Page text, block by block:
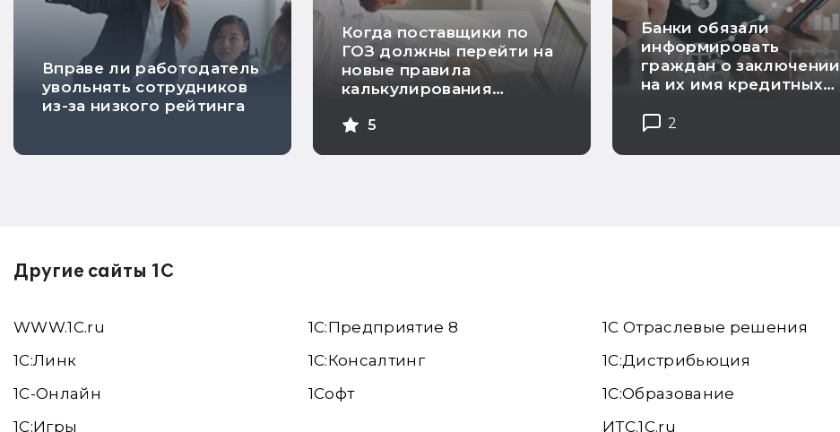
Вправе ли работодатель
увольнять сотрудников
из-за низкого рейтинга
Когда поставщики по
ГОЗ должны перейти на
новые правила
калькулирования
продукции
5
Банки обязали
информировать
граждан о заключении
на их имя кредитных
2
Другие сайты 1С
WWW.1С.ru
1С:Линк
1С-Онлайн
1C:Игры
1С:Предприятие 8
1С:Консалтинг
1Софт
1С Отраслевые решения
1С:Дистрибьюция
1С:Образование
ИТС.1C.ru